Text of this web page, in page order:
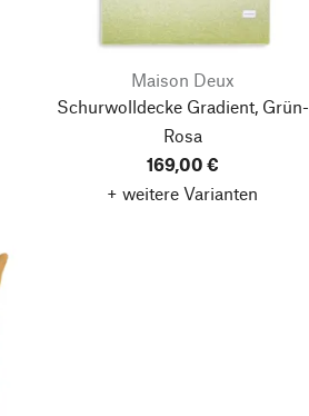
Maison Deux
Schurwolldecke Gradient, Grün-
Rosa
169,00 €
+ weitere Varianten